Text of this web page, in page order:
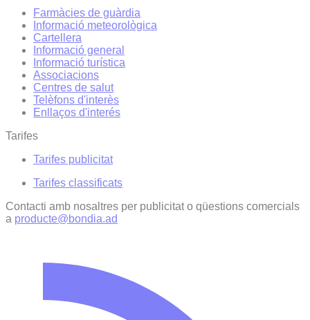
Farmàcies de guàrdia
Informació meteorològica
Cartellera
Informació general
Informació turística
Associacions
Centres de salut
Telèfons d'interès
Enllaços d'interés
Tarifes
Tarifes publicitat
Tarifes classificats
Contacti amb nosaltres per publicitat o qüestions comercials
a producte@bondia.ad